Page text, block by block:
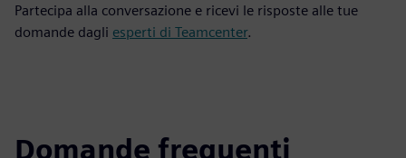
Partecipa alla conversazione e ricevi le risposte alle tue
domande dagli esperti di Teamcenter.
Domande frequenti